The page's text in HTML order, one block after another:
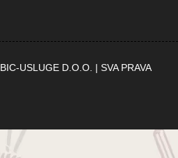
BIC-USLUGE D.O.O. | SVA PRAVA